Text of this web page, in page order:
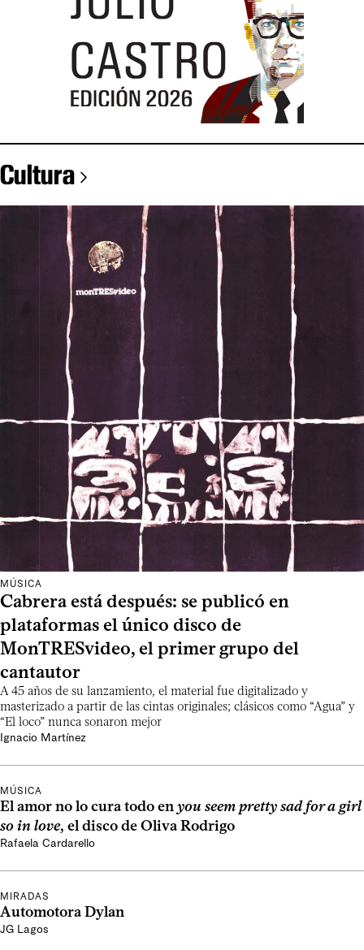
Cultura
MÚSICA
Cabrera está después: se publicó en
plataformas el único disco de
MonTRESvideo, el primer grupo del
cantautor
A 45 años de su lanzamiento, el material fue digitalizado y
masterizado a partir de las cintas originales; clásicos como “Agua” y
“El loco” nunca sonaron mejor
Ignacio Martínez
MÚSICA
El amor no lo cura todo enyou seem pretty sad for a girl
so in love, el disco de Oliva Rodrigo
Rafaela Cardarello
MIRADAS
Automotora Dylan
JG Lagos